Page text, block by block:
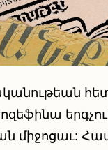
միջոցաւ: